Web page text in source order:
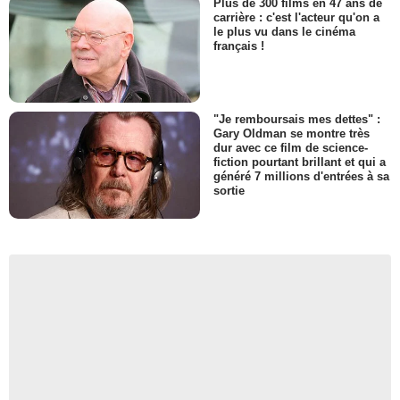
Plus de 300 films en 47 ans de
carrière : c'est l'acteur qu'on a
le plus vu dans le cinéma
français !
"Je remboursais mes dettes" :
Gary Oldman se montre très
dur avec ce film de science-
fiction pourtant brillant et qui a
généré 7 millions d'entrées à sa
sortie